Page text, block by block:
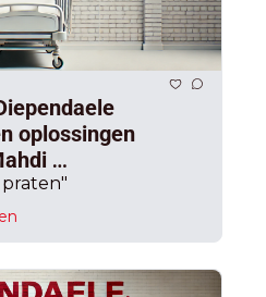
oplossingen
opblies voor de
risico nam